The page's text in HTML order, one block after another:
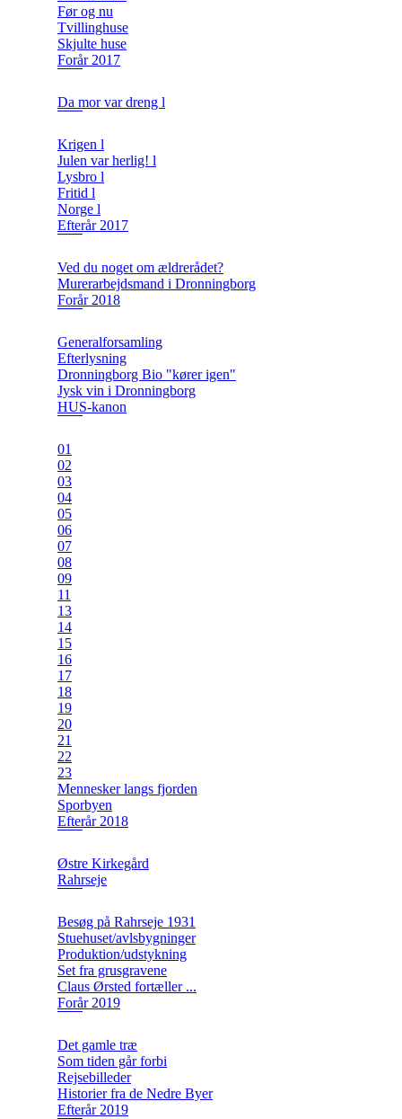
Før og nu
Tvillinghuse
Skjulte huse
Forår 2017
Da mor var dreng l
Krigen l
Julen var herlig! l
Lysbro l
Fritid l
Norge l
Efterår 2017
Ved du noget om ældrerådet?
Murerarbejdsmand i Dronningborg
Forår 2018
Generalforsamling
Efterlysning
Dronningborg Bio "kører igen"
Jysk vin i Dronningborg
HUS-kanon
01
02
03
04
05
06
07
08
09
11
13
14
15
16
17
18
19
20
21
22
23
Mennesker langs fjorden
Sporbyen
Efterår 2018
Østre Kirkegård
Rahrseje
Besøg på Rahrseje 1931
Stuehuset/avlsbygninger
Produktion/udstykning
Set fra grusgravene
Claus Ørsted fortæller ...
Forår 2019
Det gamle træ
Som tiden går forbi
Rejsebilleder
Historier fra de Nedre Byer
Efterår 2019